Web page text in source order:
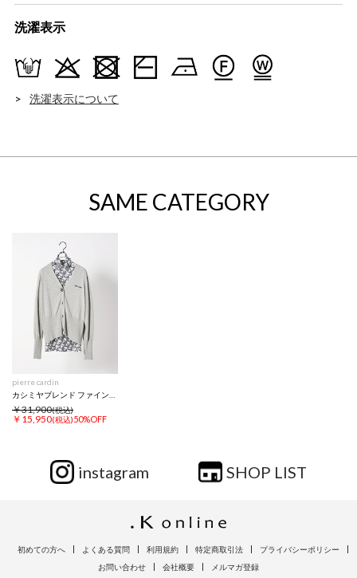
洗濯表示
洗濯表示について
SAME CATEGORY
pierre cardin
￥31,900(税込)
￥15,950(税込)50%OFF
instagram SHOP LIST
初めての方へ よくある質問 利用規約 特定商取引法
プライバシーポリシー
お問い合わせ
会社概要 メルマガ登録